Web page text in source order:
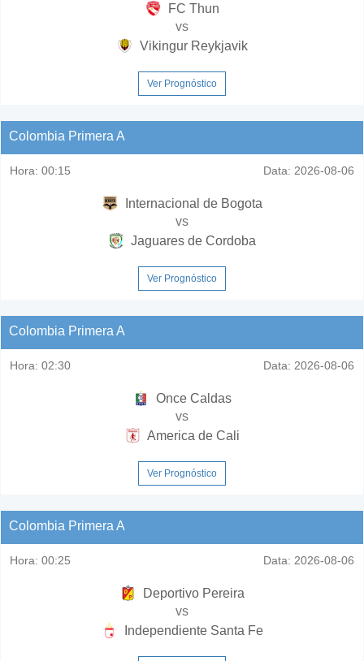
FC Thun
vs
Vikingur Reykjavik
Ver Prognóstico
Colombia Primera A
Hora: 00:15 Data: 2026-08-06
Internacional de Bogota
vs
Jaguares de Cordoba
Ver Prognóstico
Colombia Primera A
Hora: 02:30 Data: 2026-08-06
Once Caldas
vs
America de Cali
Ver Prognóstico
Colombia Primera A
Hora: 00:25 Data: 2026-08-06
Deportivo Pereira
vs
Independiente Santa Fe